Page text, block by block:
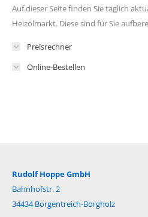
Auf dieser Seite finden Sie täglich
Heizölmarkt. Diese sind für Sie
Preisrechner
Online-Bestellen
Rudolf Hoppe GmbH
Bahnhofstr. 2
34434 Borgentreich-Borgholz